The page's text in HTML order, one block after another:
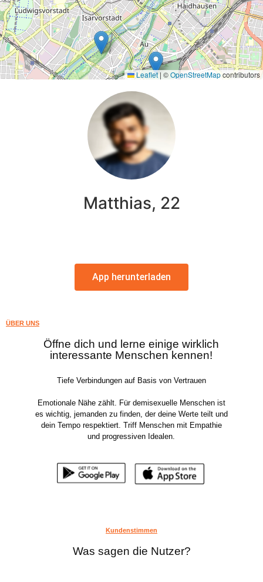
Leaflet | ©OpenStreetMapcontributors
Matthias, 22
App herunterladen
ÜBER UNS
Öffne dich und lerne einige wirklich
interessante Menschen kennen!
Tiefe Verbindungen auf Basis von Vertrauen
Emotionale Nähe zählt. Für demisexuelle Menschen ist
es wichtig, jemanden zu finden, der deine Werte teilt und
dein Tempo respektiert. Triff Menschen mit Empathie
und progressiven Idealen.
Kundenstimmen
Was sagen die Nutzer?